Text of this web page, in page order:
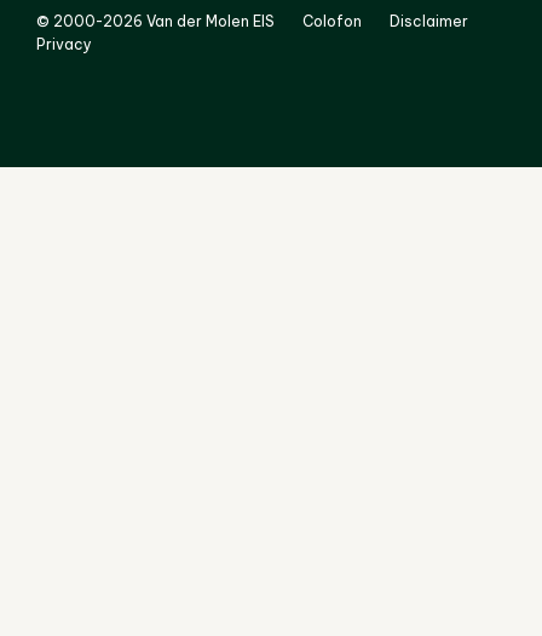
© 2000-2026 Van der Molen EIS Colofon
Disclaimer
Privacy